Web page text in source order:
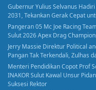
Gubernur Yulius Selvanus
2031, Tekankan Gerak Cepat
Pangeran 05 Mc Joe Racing
Sulut 2026 Apex Drag
Jerry Massie Direktur Political
Pangan Tak Terkendali, Zulhas
Menteri Pendidikan Copot Prof
INAKOR Sulut Kawal Unsur
Suksesi Rektor